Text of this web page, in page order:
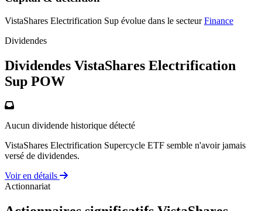
VistaShares Electrification Sup évolue dans le secteurFinance
Dividendes
Dividendes VistaShares Electrification
Sup POW
Aucun dividende historique détecté
VistaShares Electrification Supercycle ETF semble n'avoir jamais
versé de dividendes.
Voir en détails
Actionnariat